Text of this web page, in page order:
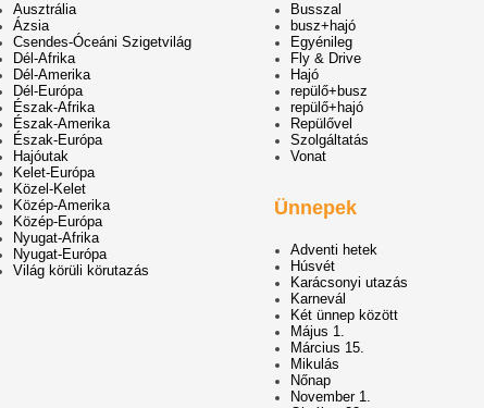
Ausztrália
Ázsia
Csendes-Óceáni Szigetvilág
Dél-Afrika
Dél-Amerika
Dél-Európa
Észak-Afrika
Észak-Amerika
Észak-Európa
Hajóutak
Kelet-Európa
Közel-Kelet
Közép-Amerika
Közép-Európa
Nyugat-Afrika
Nyugat-Európa
Világ körüli körutazás
Busszal
busz+hajó
Egyénileg
Fly & Drive
Hajó
repülő+busz
repülő+hajó
Repülővel
Szolgáltatás
Vonat
Ünnepek
Adventi hetek
Húsvét
Karácsonyi utazás
Karnevál
Két ünnep között
Május 1.
Március 15.
Mikulás
Nőnap
November 1.